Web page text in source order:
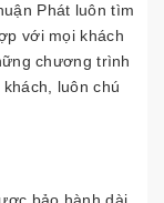
Phát luôn tìm
với mọi khách
chương trình
luôn chú